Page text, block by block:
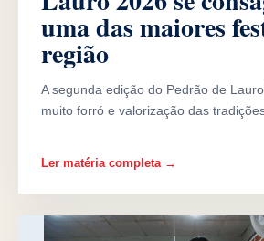
uma das maiores
região
A segunda edição do Pedrão de
muito forró e valorização das
Ler matéria completa →